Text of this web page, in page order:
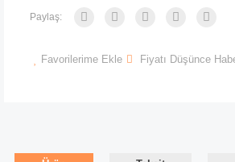
Paylaş:
Favorilerime Ekle Fiyatı Düşünce